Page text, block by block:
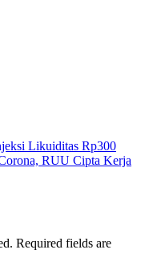
Likuiditas Rp300
RUU Cipta Kerja
Required fields are